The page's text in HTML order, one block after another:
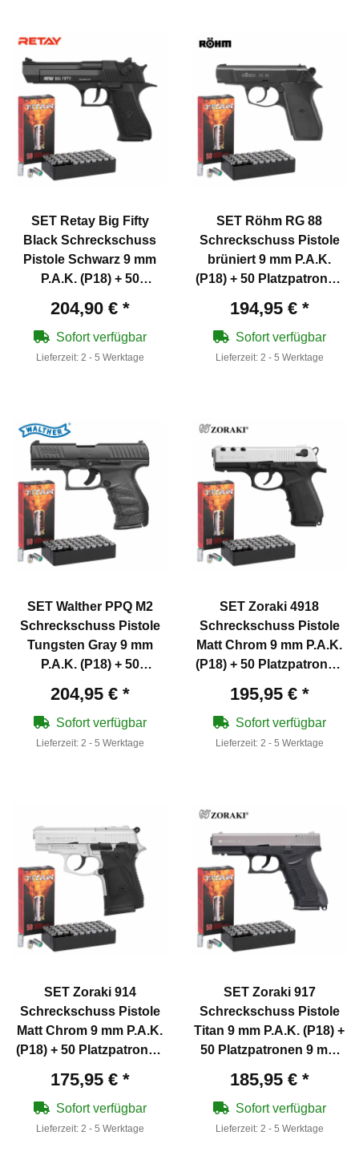
SET Retay Big Fifty
Black Schreckschuss
Pistole Schwarz 9 mm
P.A.K. (P18) + 50
P.A.K.
204,90 € *
Sofort verfügbar
Lieferzeit: 2 - 5 Werktage
SET Röhm RG 88
Schreckschuss Pistole
brüniert 9 mm P.A.K.
(P18) + 50 Platzpatronen
194,95 € *
Sofort verfügbar
Lieferzeit: 2 - 5 Werktage
SET Walther PPQ M2
Schreckschuss Pistole
Tungsten Gray 9 mm
P.A.K. (P18) + 50
204,95 € *
Sofort verfügbar
Lieferzeit: 2 - 5 Werktage
SET Zoraki 4918
Schreckschuss Pistole
Matt Chrom 9 mm P.A.K.
(P18) + 50 Platzpatronen
195,95 € *
Sofort verfügbar
Lieferzeit: 2 - 5 Werktage
SET Zoraki 914
Schreckschuss Pistole
Matt Chrom 9 mm P.A.K.
(P18) + 50 Platzpatronen
175,95 € *
Sofort verfügbar
Lieferzeit: 2 - 5 Werktage
SET Zoraki 917
Schreckschuss Pistole
Titan 9 mm P.A.K. (P18) +
50 Platzpatronen 9 mm
185,95 € *
Sofort verfügbar
Lieferzeit: 2 - 5 Werktage